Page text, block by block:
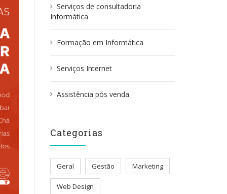
o
r
Serviços de consultadoria
Informática
Formação em Informática
Serviços Internet
Assistência pós venda
Categorias
Geral Gestão Marketing
Web Design